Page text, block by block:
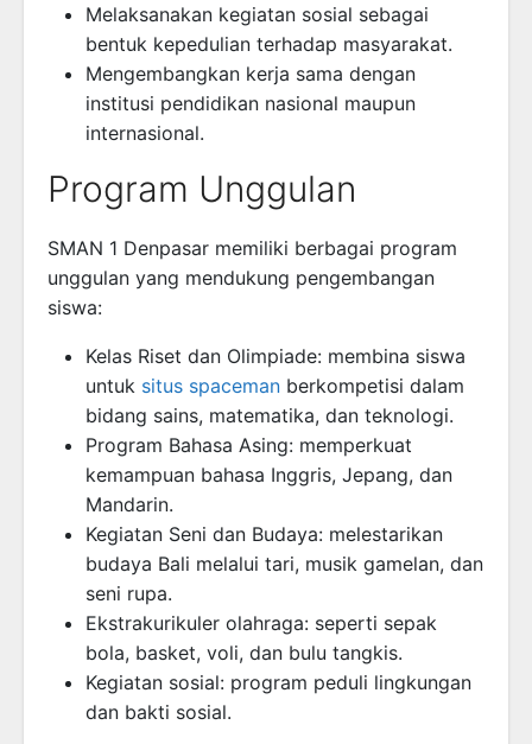
Melaksanakan kegiatan sosial sebagai
bentuk kepedulian terhadap masyarakat.
Mengembangkan kerja sama dengan
institusi pendidikan nasional maupun
internasional.
Program Unggulan
SMAN 1 Denpasar memiliki berbagai program
unggulan yang mendukung pengembangan
siswa:
Kelas Riset dan Olimpiade: membina siswa
untuk situs spaceman berkompetisi dalam
bidang sains, matematika, dan teknologi.
Program Bahasa Asing: memperkuat
kemampuan bahasa Inggris, Jepang, dan
Mandarin.
Kegiatan Seni dan Budaya: melestarikan
budaya Bali melalui tari, musik gamelan, dan
seni rupa.
Ekstrakurikuler olahraga: seperti sepak
bola, basket, voli, dan bulu tangkis.
Kegiatan sosial: program peduli lingkungan
dan bakti sosial.